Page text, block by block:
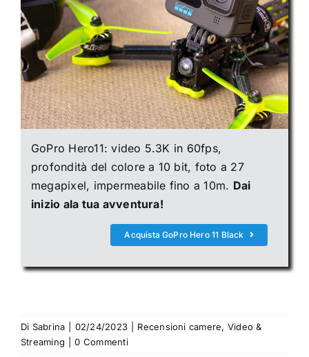
GoPro Hero11: video 5.3K in 60fps,
profondità del colore a 10 bit, foto a 27
megapixel, impermeabile fino a 10m. Dai
inizio ala tua avventura!
Acquista GoPro Hero 11 Black
Di Sabrina 02/24/2023 Recensioni camere, Video &
Streaming
0 Commenti